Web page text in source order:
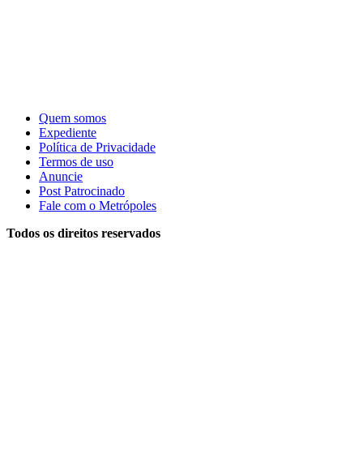
Quem somos
Expediente
Política de Privacidade
Termos de uso
Anuncie
Post Patrocinado
Fale com o Metrópoles
Todos os direitos reservados